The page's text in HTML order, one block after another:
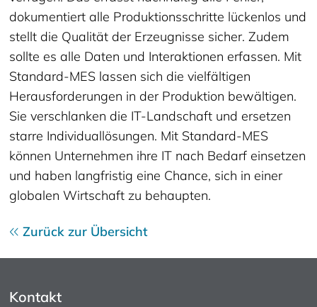
dokumentiert alle Produktionsschritte lückenlos und
stellt die Qualität der Erzeugnisse sicher. Zudem
sollte es alle Daten und Interaktionen erfassen. Mit
Standard-MES lassen sich die vielfältigen
Herausforderungen in der Produktion bewältigen.
Sie verschlanken die IT-Landschaft und ersetzen
starre Individuallösungen. Mit Standard-MES
können Unternehmen ihre IT nach Bedarf einsetzen
und haben langfristig eine Chance, sich in einer
globalen Wirtschaft zu behaupten.
Zurück zur Übersicht
Kontakt